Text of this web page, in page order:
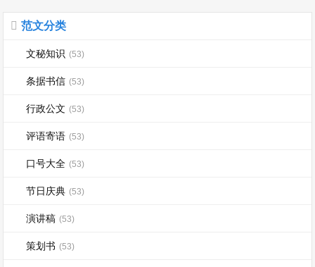
范文分类
文秘知识 (53)
条据书信 (53)
行政公文 (53)
评语寄语 (53)
口号大全 (53)
节日庆典 (53)
演讲稿 (53)
策划书 (53)